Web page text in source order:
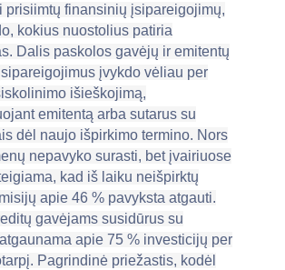
prisiimtų finansinių įsipareigojimų,
kokius nuostolius patiria
Dalis paskolos gavėjų ir emitentų
įvykdo vėliau per
išieškojimą,
emitentą arba sutarus su
dėl naujo išpirkimo termino. Nors
nepavyko surasti, bet įvairiuose
kad iš laiku neišpirktų
apie 46 % pavyksta atgauti.
gavėjams susidūrus su
apie 75 % investicijų per
Pagrindinė priežastis, kodėl